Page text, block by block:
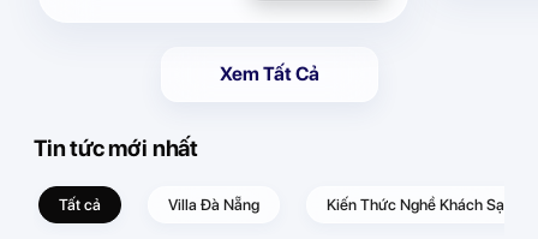
Xem Tất Cả
Tin tức mới nhất
Tất cả Villa Đà Nẵng Kiến Thức Nghề Khách Sạn –